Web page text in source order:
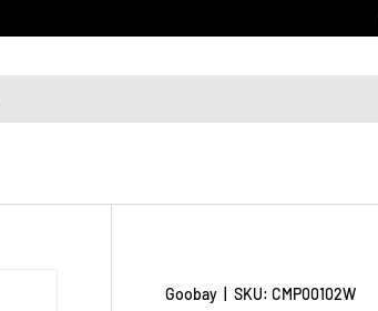
Goobay |SKU: CMP00102W